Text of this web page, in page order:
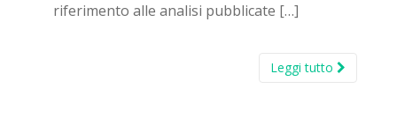
riferimento alle analisi pubblicate […]
Leggi tutto